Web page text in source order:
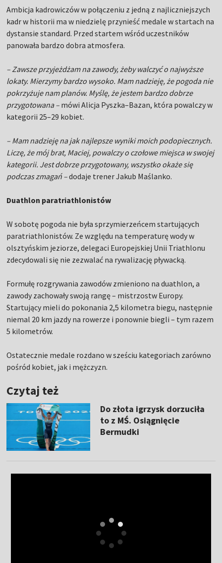
Ambicja kadrowiczów w połączeniu z jedną z najliczniejszych
kadr w historii ma w niedzielę przynieść medale w startach na
dystansie standard. Przed startem wśród uczestników
panowała bardzo dobra atmosfera.
– Zawsze przyjeżdżam na zawody, żeby walczyć o najwyższe
lokaty. Mierzymy bardzo wysoko. Mam nadzieję, że pogoda nie
pokrzyżuje nam planów. Myślę, że jestem bardzo dobrze
przygotowana – mówi Alicja Pyszka–Bazan, która powalczy w
kategorii 25–29 kobiet.
– Mam nadzieję na jak najlepsze wyniki moich podopiecznych.
Liczę, że mój brat, Maciej, powalczy o czołowe miejsca w swojej
kategorii. Jest dobrze przygotowany, wszystko okaże się
podczas zmagań –dodaje trener Jakub Maślanko.
Duathlon paratriathlonistów
W sobotę pogoda nie była sprzymierzeńcem startujących
paratriathlonistów. Ze względu na temperaturę wody w
olsztyńskim jeziorze, delegaci Europejskiej Unii Triathlonu
zdecydowali się nie zezwalać na rywalizację pływacką.
Formułę rozgrywania zawodów zmieniono na duathlon, a
zawody zachowały swoją rangę – mistrzostw Europy.
Startujący mieli do pokonania 2,5 kilometra biegu, następnie
niemal 20 km jazdy na rowerze i ponownie biegli – tym razem
5 kilometrów.
Ostatecznie medale rozdano w sześciu kategoriach zarówno
pośród kobiet, jak i mężczyzn.
Czytaj też
Do złota igrzysk dorzuciła
to z MŚ. Osiągnięcie
Bermudki